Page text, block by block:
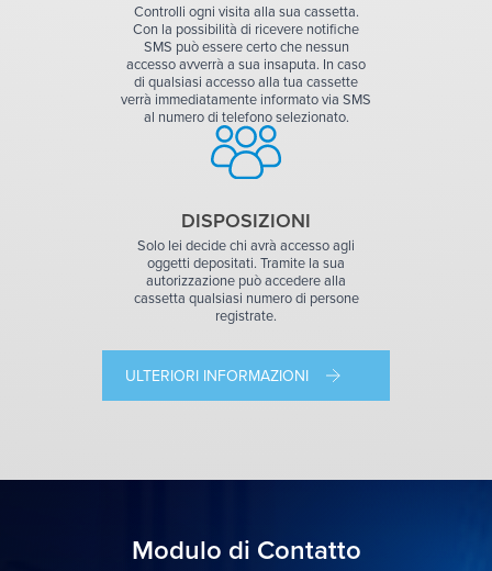
Controlli ogni visita alla sua cassetta.
Con la possibilità di ricevere notifiche
SMS può essere certo che nessun
accesso avverrà a sua insaputa. In caso
di qualsiasi accesso alla tua cassette
verrà immediatamente informato via SMS
al numero di telefono selezionato.
DISPOSIZIONI
Solo lei decide chi avrà accesso agli
oggetti depositati. Tramite la sua
autorizzazione può accedere alla
cassetta qualsiasi numero di persone
registrate.
ULTERIORI INFORMAZIONI
Modulo di Contatto